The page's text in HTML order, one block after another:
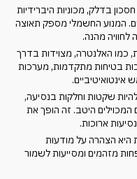
בדלק, מכוניות היברידיות
המנוע החשמלי מספק תאוצה
לחוויה מהנה.
כמו האלנטרה, מצוידות בדרך
בטיחות מתקדמות, מערכות
להיות שקטות וחלקות בנסיעה,
היטב. זה הופך את
ארוכות.
היא הצהרה על מודעות
מזהמים ומסייעות לשמור